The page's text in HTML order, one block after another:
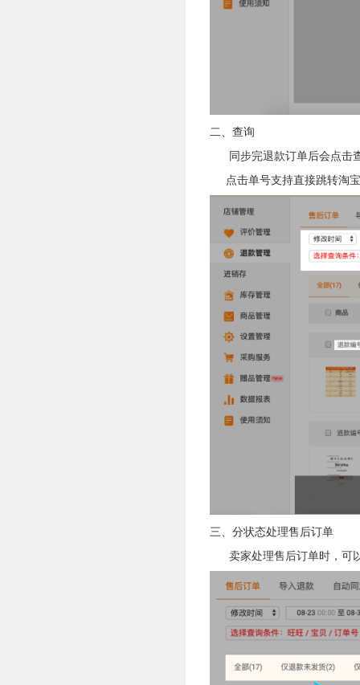
二、查询
同步完退款订单后会点击
点击单号支持直接跳转淘
三、分状态处理售后订单
卖家处理售后订单时，可